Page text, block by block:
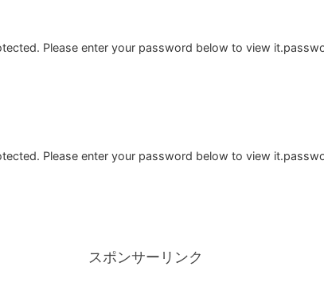
Please enter your password below to view
Please enter your password below to view
スポンサーリンク